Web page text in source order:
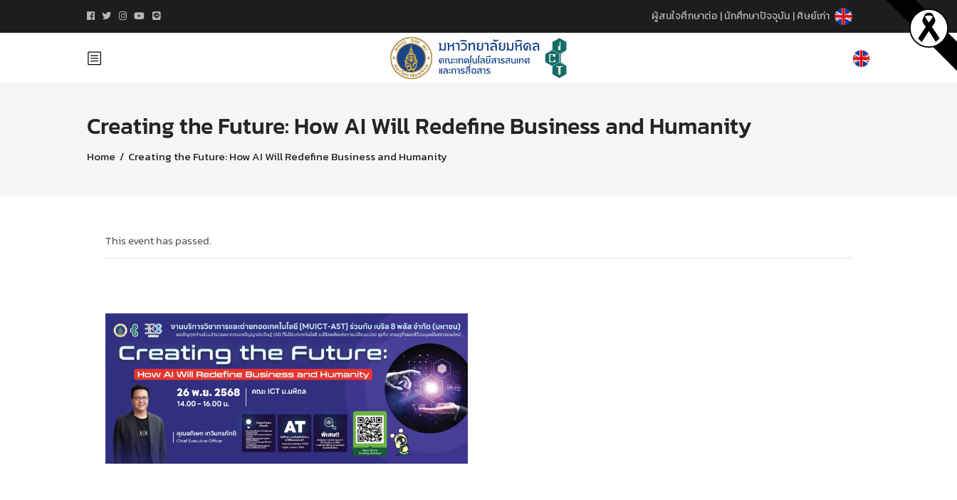
ผู้สนใจศึกษาต่อ |นักศึกษาปัจจุบัน |ศิษย์เก่า
Creating the Future: How AI Will Redefine Business and Humanity
Home / Creating the Future: How AI Will Redefine Business and Humanity
This event has passed.